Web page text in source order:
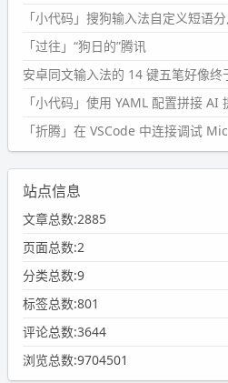
「小代码」搜狗输入法自定义短语
「过往」“狗日的”腾讯
安卓同文输入法的 14 键五笔好像终
「小代码」使用 YAML 配置拼接
「折腾」在 VSCode 中连接调试
站点信息
文章总数:2885
页面总数:2
分类总数:9
标签总数:801
评论总数:3644
浏览总数:9704501